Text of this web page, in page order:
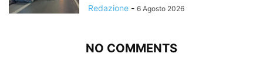
Redazione - 6 Agosto 2026
NO COMMENTS